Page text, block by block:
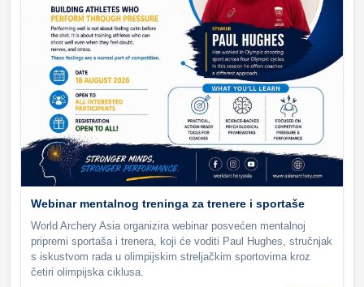
Webinar mentalnog treninga za trenere i sportaše
World Archery Asia organizira webinar posvećen mentalnoj
pripremi sportaša i trenera, koji će voditi Paul Hughes, stručnjak
s iskustvom rada u olimpijskim streljačkim sportovima kroz
četiri olimpijska ciklusa.